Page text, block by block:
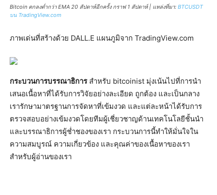
Bitcoin ตกลงต่ำกว่า EMA 20 สัปดาห์อีกครั้ง กราฟ 1 สัปดาห์ | แหล่งที่มา: BTCUSDT
บน TradingView.com
ภาพเด่นที่สร้างด้วย DALL.E แผนภูมิจาก TradingView.com
กระบวนการบรรณาธิการสำหรับ bitcoinist มุ่งเน้นไปที่การนำ
เสนอเนื้อหาที่ได้รับการวิจัยอย่างละเอียด ถูกต้อง และเป็นกลาง
เรารักษามาตรฐานการจัดหาที่เข้มงวด และแต่ละหน้าได้รับการ
ตรวจสอบอย่างเข้มงวดโดยทีมผู้เชี่ยวชาญด้านเทคโนโลยีชั้นนำ
และบรรณาธิการผู้ช่ำชองของเรา กระบวนการนี้ทำให้มั่นใจใน
ความสมบูรณ์ ความเกี่ยวข้อง และคุณค่าของเนื้อหาของเรา
สำหรับผู้อ่านของเรา